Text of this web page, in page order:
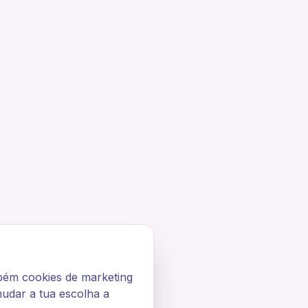
cookies de marketing
a tua escolha a